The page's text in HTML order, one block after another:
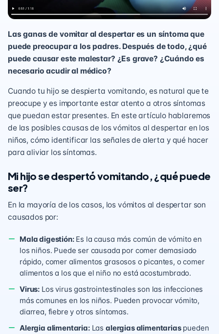
Las ganas de vomitar al despertar es un síntoma que
puede preocupar a los padres. Después de todo, ¿qué
puede causar este malestar? ¿Es grave? ¿Cuándo es
necesario acudir al médico?
Cuando tu hijo se despierta vomitando, es natural que te
preocupe y es importante estar atento a otros síntomas
que puedan estar presentes. En este artículo hablaremos
de las posibles causas de los vómitos al despertar en los
niños, cómo identificar las señales de alerta y qué hacer
para aliviar los síntomas.
Mi hijo se despertó vomitando, ¿qué puede
ser?
En la mayoría de los casos, los vómitos al despertar son
causados ​​por:
Mala digestión:Es la causa más común de vómito en
los niños. Puede ser causada por comer demasiado
rápido, comer alimentos grasosos o picantes, o comer
alimentos a los que el niño no está acostumbrado.
Virus: Los virus gastrointestinales son las infecciones
más comunes en los niños. Pueden provocar vómito,
diarrea, fiebre y otros síntomas.
Alergia alimentaria:Lasalergias alimentariaspueden